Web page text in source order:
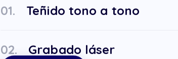
01. Teñido tono a tono
02. Grabado láser